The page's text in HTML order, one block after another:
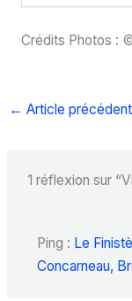
Crédits Photos :
← Article précédent
1 réflexion sur
Ping : Le
Concarneau,